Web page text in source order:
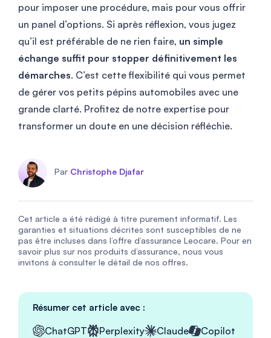
pour imposer une procédure, mais pour vous offrir
un panel d’options. Si après réflexion, vous jugez
qu’il est préférable de ne rien faire, un simple
échange suffit pour stopper définitivement les
démarches. C’est cette flexibilité qui vous permet
de gérer vos petits pépins automobiles avec une
grande clarté. Profitez de notre expertise pour
transformer un doute en une décision réfléchie.
Par Christophe Djafar
Cet article a été rédigé à titre purement informatif. Les
garanties et situations décrites sont susceptibles de ne
pas être incluses dans l’offre d’assurance Leocare. Pour en
savoir plus sur nos produits d’assurance, nous vous
invitons à consulter le détail de nos offres.
Résumer cet article avec :
ChatGPT Perplexity Claude
Copilot